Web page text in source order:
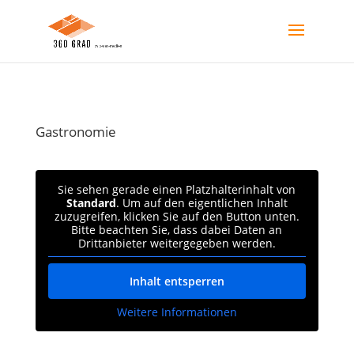
Gastronomie
Sie sehen gerade einen Platzhalterinhalt von
Standard. Um auf den eigentlichen Inhalt
zuzugreifen, klicken Sie auf den Button unten.
Bitte beachten Sie, dass dabei Daten an
Drittanbieter weitergegeben werden.
Inhalt entsperren
Weitere Informationen